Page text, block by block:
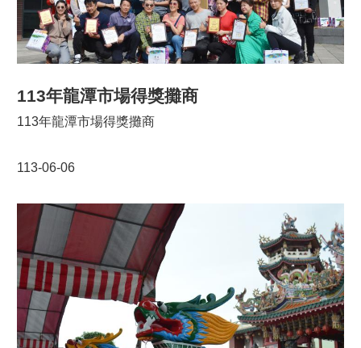
等組別，展現了不同世代對這項運動的熱愛。比賽以進攻
為主，吸引了大量觀眾駐足觀賞並熱情加油，現場氣氛熱
烈。中午的「三分球趣味競賽」更為緊張的比賽增添了娛
月25日在龍潭國小活動中心舉行的桌球邀請賽，以及9月1
日在龍潭綜合體育園區舉行的曲棍球邀請賽，為運動季畫
下完美句點。龍潭區長黃世琪表示，區公所與學校、地方
的居民參與運動，積極響應市府的「全民運動」政策，並
慣。今日開幕典禮上，市議員徐玉樹、劉熒隆，市府青年
事務局長侯佳齡，龍潭分局長鄭文銘及龍潭區長黃世琪等
均一同出席。
113年龍潭市場得獎攤商
113-06-06
113年龍潭市場得獎攤商